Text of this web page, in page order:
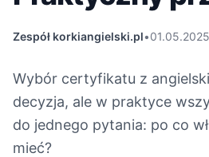
Zespół korkiangielski.pl•01.05.2025
Wybór certyfikatu z
decyzja, ale w praktyce
do jednego pytania: po co
mieć?